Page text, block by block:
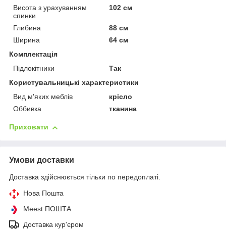
Висота з урахуванням
спинки
102 см
Глибина
88 см
Ширина
64 см
Комплектація
Підлокітники
Так
Користувальницькі характеристики
Вид м'яких меблів
крісло
Оббивка
тканина
Приховати
Умови доставки
Доставка здійснюється тільки по передоплаті.
Нова Пошта
Meest ПОШТА
Доставка кур'єром